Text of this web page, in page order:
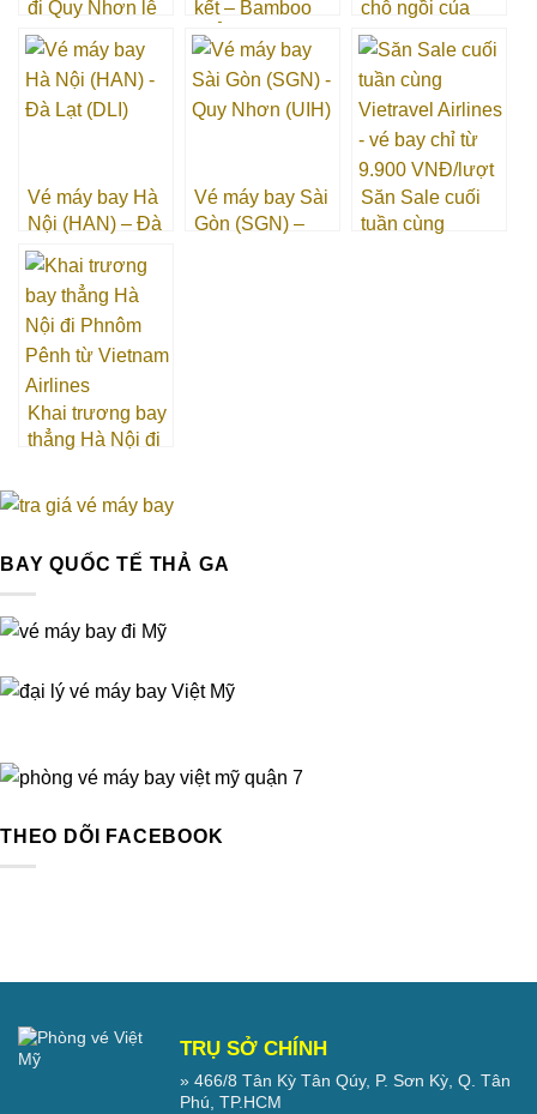
đi Quy Nhơn lễ
Quốc Khánh 2/9
tại Việt Mỹ
kết – Bamboo
GIẢM 10% giá
vé bay
chỗ ngồi của
Vietnam Airlines
– CHỈ 40.000
VNĐ
Vé máy bay Hà
Nội (HAN) – Đà
Lạt (DLI)
Vé máy bay Sài
Gòn (SGN) –
Săn Sale cuối
tuần cùng
Khai trương bay
thẳng Hà Nội đi
Vietnam Airlines
BAY QUỐC TẾ THẢ GA
THEO DÕI FACEBOOK
TRỤ SỞ CHÍNH
» 466/8 Tân Kỳ Tân Qúy, P. Sơn Kỳ, Q. Tân
Phú, TP.HCM